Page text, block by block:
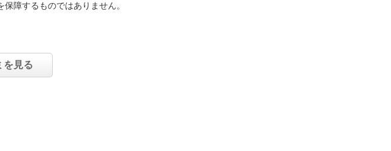
障するものではありません。
を見る